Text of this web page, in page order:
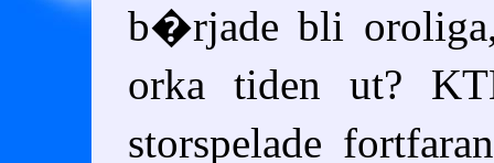
b�rjade bli
orka tiden ut?
storspelade